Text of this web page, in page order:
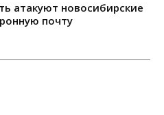
атакуют новосибирские
почту